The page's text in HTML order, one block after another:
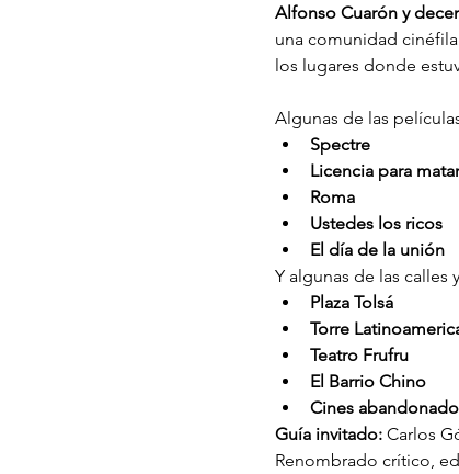
Alfonso Cuarón y
una comunidad
los lugares donde
Algunas de las
Spectre
Licencia para matar
Roma
Ustedes los ricos
El día de la unión
Y algunas de las calles
Plaza Tolsá
Torre
Teatro Frufru
El Barrio Chino
Cines
Guía invitado: Carlos
Renombrado crítico,